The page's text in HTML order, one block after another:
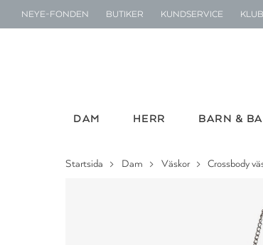
NEYE-FONDEN BUTIKER KUNDSERVICE
DAM HERR BARN &
Startsida Dam Väskor Crossbody